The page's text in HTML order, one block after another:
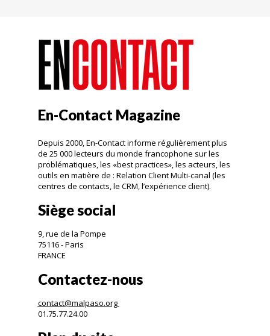
En-Contact Magazine
Depuis 2000, En-Contact informe régulièrement plus
de 25 000 lecteurs du monde francophone sur les
problématiques, les «best practices», les acteurs, les
outils en matière de : Relation Client Multi-canal (les
centres de contacts, le CRM, l’expérience client).
Siège social
9, rue de la Pompe
75116 - Paris
FRANCE
Contactez-nous
contact@malpaso.org
01.75.77.24.00